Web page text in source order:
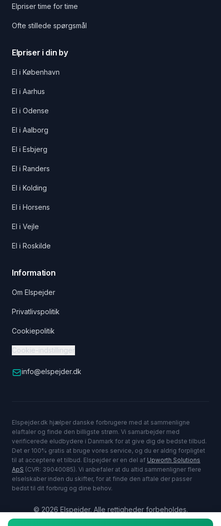
Elpriser time for time
Ofte stillede spørgsmål
Elpriser i din by
El i København
El i Aarhus
El i Odense
El i Aalborg
El i Esbjerg
El i Randers
El i Kolding
El i Horsens
El i Vejle
El i Roskilde
Information
Om Elspejder
Privatlivspolitik
Cookiepolitik
Cookie-indstillinger
info@elspejder.dk
Elspejder.dk hjælper danske forbrugere med at sammenligne
elaftaler og finde den billigste strøm. Vi samarbejder med
verificerede eludbydere i Danmark for at give dig de bedste tilbud.
Det er 100% gratis at bruge vores service, og du er aldrig forpligtet
til at acceptere et tilbud. Elspejder er en del af Upworth Solutions
ApS (CVR: 39040085). Vi anbefaler at du altid sammenligner flere
elselskaber inden du skifter, for at finde den aftale der passer
bedst til dit forbrug og dine behov.
© 2026 Elspejder. Alle rettigheder forbeholdes.
Dine oplysninger er sikre